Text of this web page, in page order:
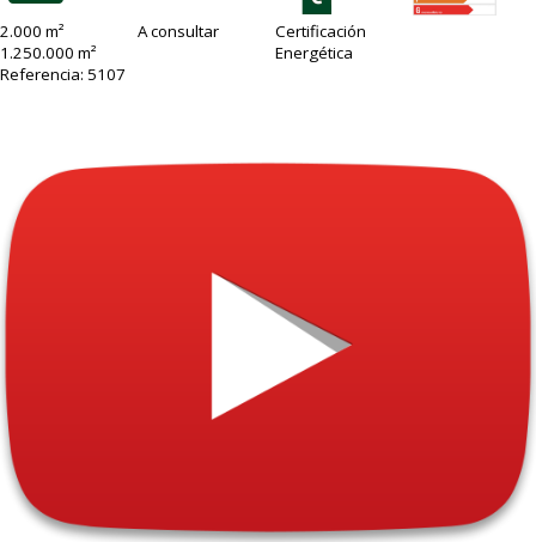
2.000 m²
1.250.000 m²
A consultar
Certificación
Energética
Referencia: 5107